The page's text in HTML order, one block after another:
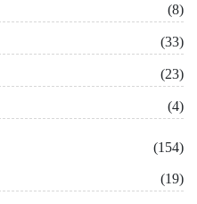
(8)
(33)
(23)
(4)
(154)
(19)